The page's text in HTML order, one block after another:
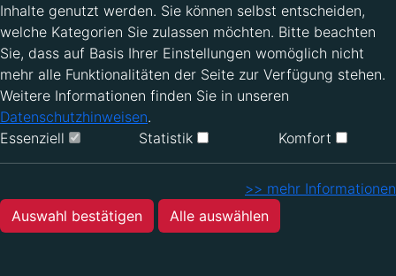
Inhalte genutzt werden. Sie können selbst entscheiden,
welche Kategorien Sie zulassen möchten. Bitte beachten
Sie, dass auf Basis Ihrer Einstellungen womöglich nicht
mehr alle Funktionalitäten der Seite zur Verfügung stehen.
Weitere Informationen finden Sie in unseren
Datenschutzhinweisen.
Essenziell
Statistik Komfort
>> mehr Informationen
Auswahl bestätigen
Alle auswählen